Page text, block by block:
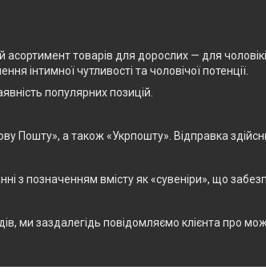
товарів для дорослих — для
інтимної чутливості та чоловічої потенції.
популярних позицій.
Пошту», а також «Укрпошту». Відправка
з позначенням вмісту як «сувеніри», що
ми заздалегідь повідомляємо клієнта про